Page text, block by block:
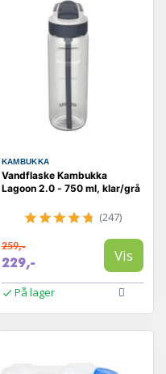
KAMBUKKA
Vandflaske Kambukka
Lagoon 2.0 - 750 ml, klar/grå
(247)
259,-
229,- Vis
På lager